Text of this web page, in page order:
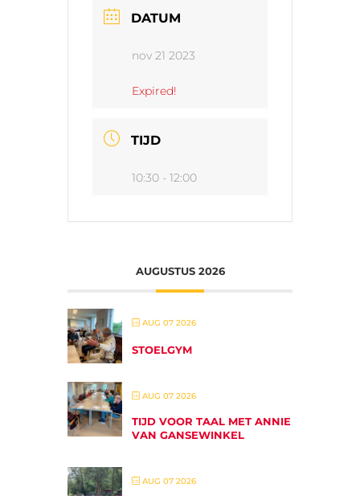
DATUM
nov 21 2023
Expired!
TIJD
10:30 - 12:00
AUGUSTUS 2026
AUG 07 2026
STOELGYM
AUG 07 2026
TIJD VOOR TAAL MET ANNIE
VAN GANSEWINKEL
AUG 07 2026